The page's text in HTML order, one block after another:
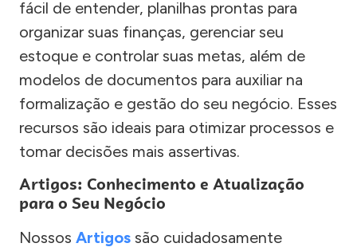
fácil de entender, planilhas prontas para
organizar suas finanças, gerenciar seu
estoque e controlar suas metas, além de
modelos de documentos para auxiliar na
formalização e gestão do seu negócio. Esses
recursos são ideais para otimizar processos e
tomar decisões mais assertivas.
Artigos: Conhecimento e Atualização
para o Seu Negócio
Nossos Artigos são cuidadosamente